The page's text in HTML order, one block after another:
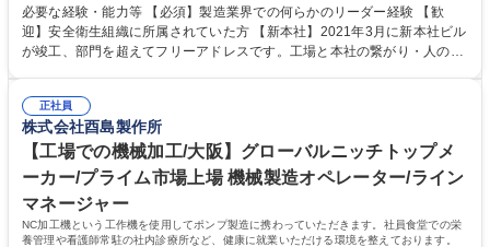
ーダーを目指していただきたいと考えています。 工場内のちり、有機溶剤
などの化学物質、騒音、熱中症リスクに関わる気温・湿度などを専用の機
器を使って測定します。労働安全衛生法などに基づいた定期的な作業環境
員が在籍しており入社後に学んでいただきたいと考えています。 募集職種
【大阪/安全衛生管理】リーダー経験者の方へ/グローバルポンプメーカー
必要な経験・能力等 【必須】製造業界での何らかのリーダー経験 【歓
迎】安全衛生組織に所属されていた方 【新本社】2021年3月に新本社ビル
が竣工、部門を超えてフリーアドレスです。工場と本社の繋がり・人の繋
大学院 大学 高専 短大 専修学校 高校 語学力： 資格：
正社員
株式会社酉島製作所
【工場での機械加工/大阪】グローバルニッチトップメ
ーカー/プライム市場上場 機械製造オペレーター/ライン
マネージャー
NC加工機という工作機を使用してポンプ製造に携わっていただきます。社員食堂での栄
養管理や看護師常駐の社内診療所など、健康に就業いただける環境を整えております。